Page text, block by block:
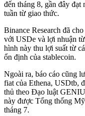
đến tháng 8, gần đây
tuần từ giao thức.
Binance Research đã
với USDe và lợi nhuận
hình này thu lợi suất từ
ổn định của stablecoin.
Ngoài ra, báo cáo cũng
fiat của Ethena, USDtb,
thủ theo Đạo luật
này được Tổng thống
tháng 7.